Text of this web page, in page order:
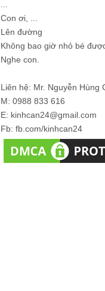
Con ơi, ...
Lên đường
Không bao giờ nhỏ bé
Nghe con.
Liên hệ: Mr. Nguyễn Hùng
M: 0988 833 616
E: kinhcan24@gmail.com
Fb: fb.com/kinhcan24